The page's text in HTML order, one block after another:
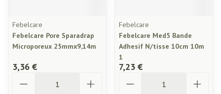
Febelcare
Febelcare Pore Sparadrap
Microporeux 25mmx9,14m
3,36 €
Febelcare
Febelcare Med5 Bande
Adhesif N/tisse 10cm 10m
1
7,23 €